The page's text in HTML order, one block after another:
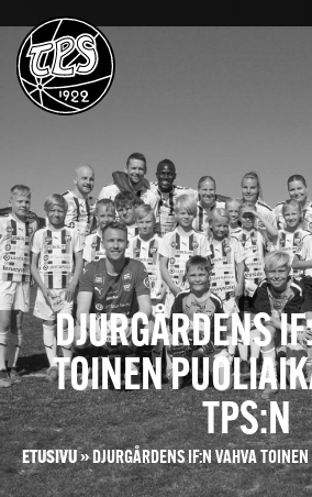
DJURGÅRDENS
TOINEN
TPS:N
ETUSIVU»DJURGÅRDENS IF:N VAHVA